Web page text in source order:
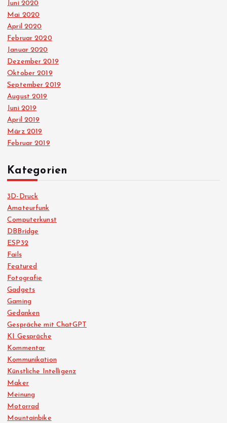
Juni 2020
Mai 2020
April 2020
Februar 2020
Januar 2020
Dezember 2019
Oktober 2019
September 2019
August 2019
Juni 2019
April 2019
März 2019
Februar 2019
Kategorien
3D-Druck
Amateurfunk
Computerkunst
DBBridge
ESP32
Fails
Featured
Fotografie
Gadgets
Gaming
Gedanken
Gespräche mit ChatGPT
KI Gespräche
Kommentar
Kommunikation
Künstliche Intelligenz
Maker
Meinung
Motorrad
Mountainbike